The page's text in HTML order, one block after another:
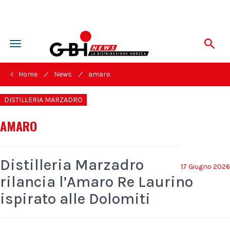
Toggle
navigation
< Home / News / amaro
DISTILLERIA MARZADRO
AMARO
17 Giugno 2026
Distilleria Marzadro
rilancia l’Amaro Re Laurino
ispirato alle Dolomiti